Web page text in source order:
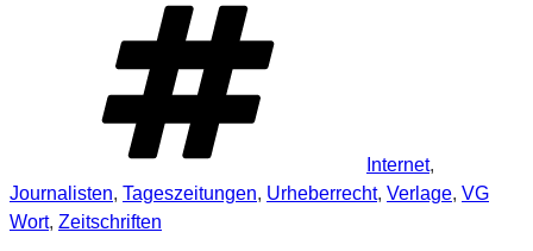
Internet,
Journalisten, Tageszeitungen, Urheberrecht, Verlage, VG
Wort, Zeitschriften